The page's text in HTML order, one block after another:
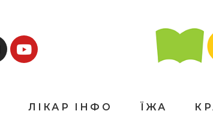
ЛІКАР ІНФО ЇЖА